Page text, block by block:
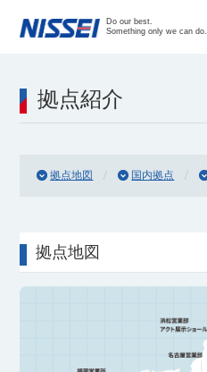
Do our best.
Something only we can do.
拠点紹介
拠点地図 国内拠点
拠点地図